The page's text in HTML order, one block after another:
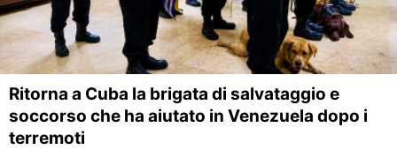
Ritorna a Cuba la brigata di salvataggio e
soccorso che ha aiutato in Venezuela dopo i
terremoti